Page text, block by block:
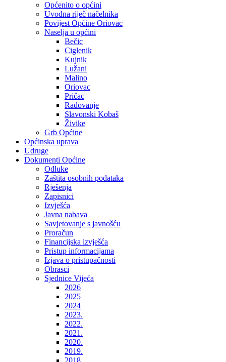
Općenito o općini
Uvodna riječ načelnika
Povijest Općine Oriovac
Naselja u općini
Bečic
Ciglenik
Kujnik
Lužani
Malino
Oriovac
Pričac
Radovanje
Slavonski Kobaš
Živike
Grb Općine
Općinska uprava
Udruge
Dokumenti Općine
Odluke
Zaštita osobnih podataka
Rješenja
Zapisnici
Izvješća
Javna nabava
Savjetovanje s javnošću
Proračun
Financijska izvješća
Pristup informacijama
Izjava o pristupačnosti
Obrasci
Sjednice Vijeća
2026
2025
2024
2023.
2022.
2021.
2020.
2019.
2018.